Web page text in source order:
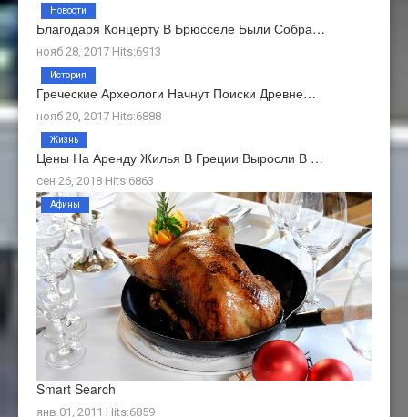
Благодаря Концерту В Брюсселе Были Собра…
нояб 28, 2017 Hits:6913
Новости
Греческие Археологи Начнут Поиски Древне…
нояб 20, 2017 Hits:6888
История
Цены На Аренду Жилья В Греции Выросли В …
сен 26, 2018 Hits:6863
Жизнь
Smart Search
янв 01, 2011 Hits:6859
Афины